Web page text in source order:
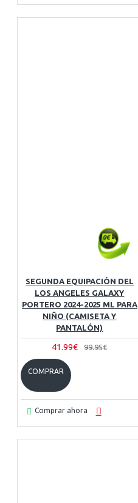
SEGUNDA EQUIPACIÓN DEL
LOS ANGELES GALAXY
PORTERO 2024-2025 ML PARA
NIÑO (CAMISETA Y
PANTALÓN)
41.99€ 99.95€
COMPRAR
Comprar ahora